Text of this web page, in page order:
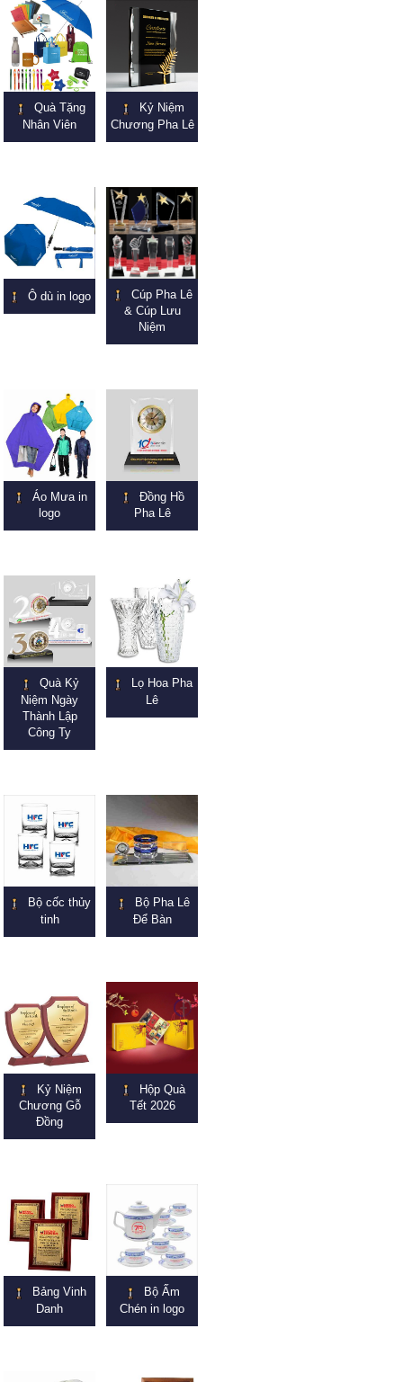
Quà Tặng
Nhân Viên
Kỷ Niệm
Chương Pha Lê
Ô dù in logo
Cúp Pha Lê
& Cúp Lưu
Niệm
Áo Mưa in
logo
Đồng Hồ
Pha Lê
Quà Kỷ
Niệm Ngày
Thành Lập
Công Ty
Lọ Hoa Pha
Lê
Bộ cốc thủy
tinh
Bộ Pha Lê
Để Bàn
Kỷ Niệm
Chương Gỗ
Đồng
Hộp Quà
Tết 2026
Bảng Vinh
Danh
Bộ Ấm
Chén in logo